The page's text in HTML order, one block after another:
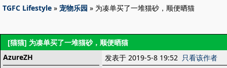
TGFC Lifestyle » 宠物乐园 » 为凑单买了一堆猫砂，顺便晒猫
[猫猫] 为凑单买了一堆猫砂，顺便晒猫
AzureZH
发表于 2019-5-8 19:52 只看该作者